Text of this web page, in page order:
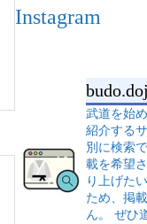
Instagram
武道を始
紹介する
別に検索
載を希望
り上げた
ため、掲
ん。
ぜひ